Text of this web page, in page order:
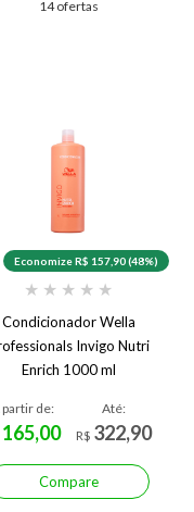
14 ofertas
Economize R$ 157,90 (48%)
★ ★ ★ ★ ★
Condicionador Wella
Invigo Nutri
Enrich 1000 ml
partir de:
165,00
Até:
R$ 322,90
Compare